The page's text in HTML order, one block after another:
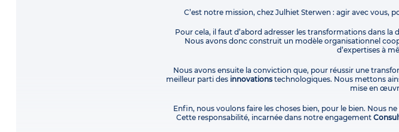
C’est notre mission, chez Julhiet Sterwen : agir avec vous,
Pour cela, il faut d’abord adresser les transformations dans la
Nous avons donc construit un modèle organisationnel
d’expertises à
Nous avons ensuite la conviction que, pour réussir une
meilleur parti des innovationstechnologiques. Nous mettons
mise en
Enfin, nous voulons faire les choses bien, pour le bien. Nous
Cette responsabilité, incarnée dans notre engagement